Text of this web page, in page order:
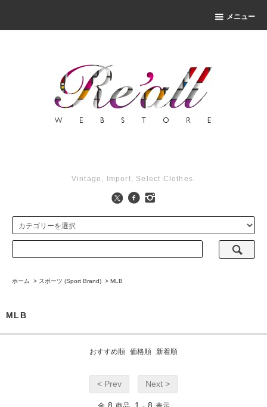
メニュー
Vintage, Import, Select Clothes.
ホーム > スポーツ (Sport Brand) > MLB
MLB
おすすめ順 価格順 新着順
< Prev Next >